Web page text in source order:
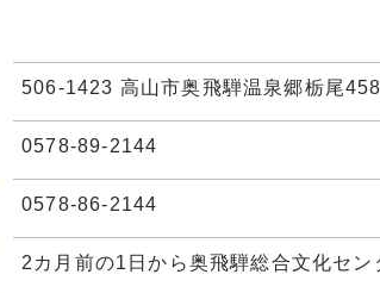
506-1423 高山市奥飛騨温泉郷栃尾
0578-89-2144
0578-86-2144
2カ月前の1日から奥飛騨総合文化セン